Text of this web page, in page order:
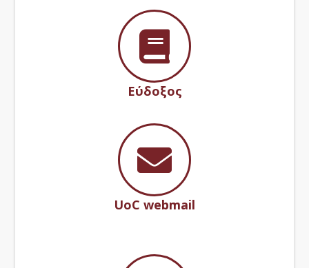
Εύδοξος
UoC webmail